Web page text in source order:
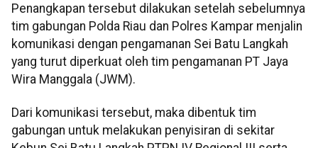
Penangkapan tersebut dilakukan setelah sebelumnya
tim gabungan Polda Riau dan Polres Kampar menjalin
komunikasi dengan pengamanan Sei Batu Langkah
yang turut diperkuat oleh tim pengamanan PT Jaya
Wira Manggala (JWM).
Dari komunikasi tersebut, maka dibentuk tim
gabungan untuk melakukan penyisiran di sekitar